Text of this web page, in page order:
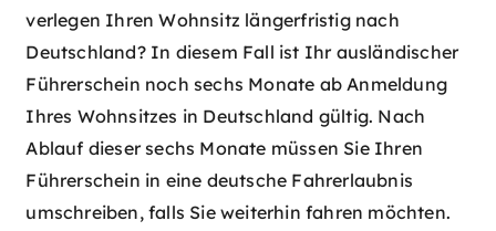
verlegen Ihren Wohnsitz längerfristig nach
Deutschland? In diesem Fall ist Ihr ausländischer
Führerschein noch sechs Monate ab Anmeldung
Ihres Wohnsitzes in Deutschland gültig. Nach
Ablauf dieser sechs Monate müssen Sie Ihren
Führerschein in eine deutsche Fahrerlaubnis
umschreiben, falls Sie weiterhin fahren möchten.